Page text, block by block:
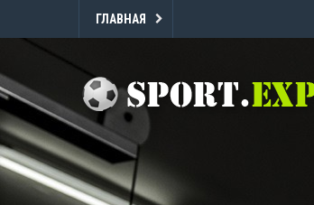
ГЛАВНАЯ